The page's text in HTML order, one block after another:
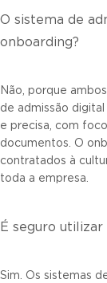
O sistema de
onboarding?
Não, porque
de admissão
e precisa, com
documentos. O
contratados à
toda a empresa.
É seguro
Sim. Os sistemas